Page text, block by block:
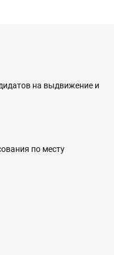
на выдвижение и
по месту